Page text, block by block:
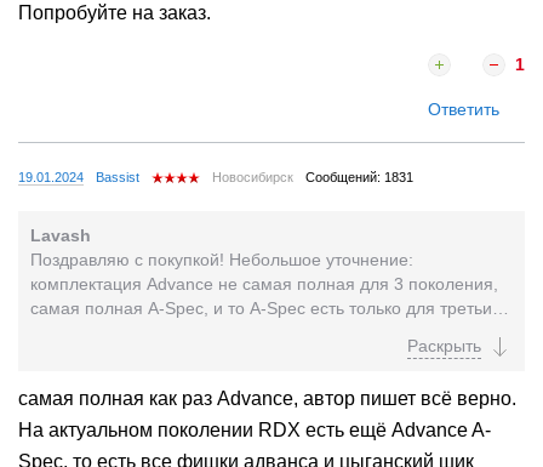
Попробуйте на заказ.
1
Ответить
19.01.2024 Bassist Новосибирск Сообщений: 1831
Lavash
Поздравляю с покупкой! Небольшое уточнение:
комплектация Advance не самая полная для 3 поколения,
самая полная A-Spec, и то A-Spec есть только для третьих
самая полная как раз Advance, автор пишет всё верно.
На актуальном поколении RDX есть ещё Advance A-
Spec, то есть все фишки адванса и цыганский шик